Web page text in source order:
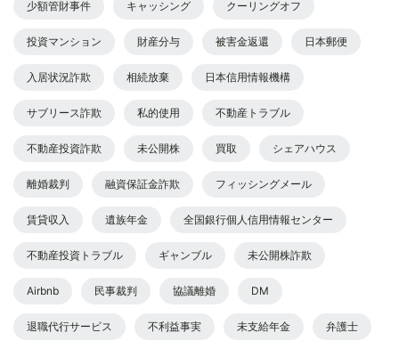
少額管財事件 キャッシング クーリングオフ
投資マンション 財産分与 被害金返還 日本郵便
入居状況詐欺 相続放棄 日本信用情報機構
サブリース詐欺 私的使用 不動産トラブル
不動産投資詐欺 未公開株 買取 シェアハウス
離婚裁判 融資保証金詐欺 フィッシングメール
賃貸収入 遺族年金 全国銀行個人信用情報センター
不動産投資トラブル ギャンブル 未公開株詐欺
Airbnb 民事裁判 協議離婚 DM
退職代行サービス 不利益事実 未支給年金 弁護士